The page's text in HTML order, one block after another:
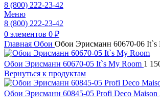
8 (800) 222-23-42
Меню
8 (800) 222-23-42
0 элементов 0 ₽
Главная Обои Обои Эрисманн 60670-06 It`s
Обои Эрисманн 60670-05 It`s My Room 1
Вернуться к продуктам
Обои Эрисманн 60845-05 Profi Deco Maison